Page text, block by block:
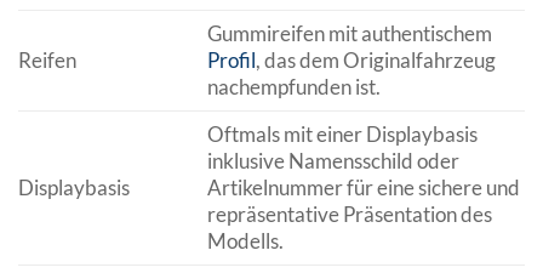
Reifen
Gummireifen mit authentischem
Profil, das dem Originalfahrzeug
nachempfunden ist.
Displaybasis
Oftmals mit einer Displaybasis
inklusive Namensschild oder
Artikelnummer für eine sichere und
repräsentative Präsentation des
Modells.